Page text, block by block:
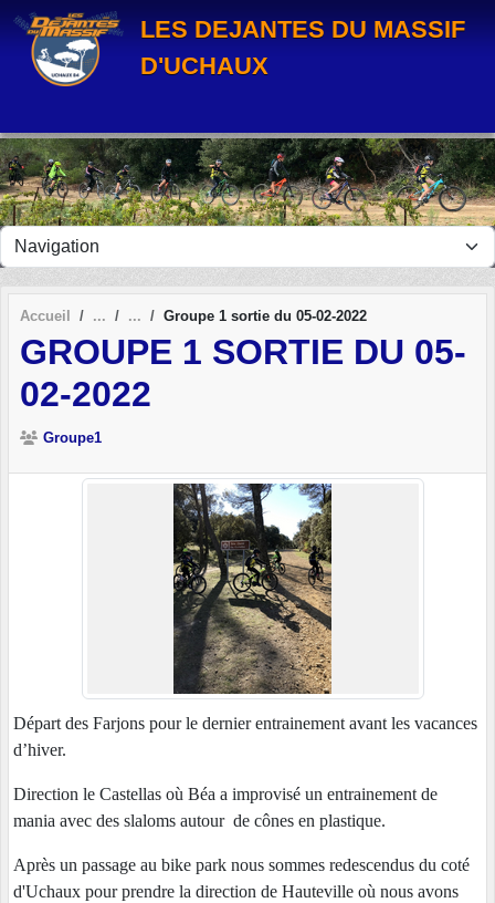
LES DEJANTES DU MASSIF
D'UCHAUX
Accueil Groupe 1 sortie du 05-02-2022
GROUPE 1 SORTIE DU 05-
02-2022
Groupe1
Départ des Farjons pour le dernier entrainement avant les vacances
d’hiver.
Direction le Castellas où Béa a improvisé un entrainement de
mania avec des slaloms autour de cônes en plastique.
Après un passage au bike park nous sommes redescendus du coté
d'Uchaux pour prendre la direction de Hauteville où nous avons
Panneau de gestion des cookies